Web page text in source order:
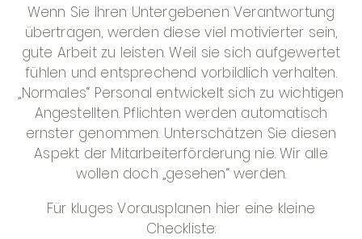
Wenn Sie Ihren Untergebenen Verantwortung
übertragen, werden diese viel motivierter sein,
gute Arbeit zu leisten. Weil sie sich aufgewertet
fühlen und entsprechend vorbildlich verhalten.
„Normales“ Personal entwickelt sich zu wichtigen
Angestellten. Pflichten werden automatisch
ernster genommen. Unterschätzen Sie diesen
Aspekt der Mitarbeiterförderung nie. Wir alle
wollen doch „gesehen“ werden.
Für kluges Vorausplanen hier eine kleine
Checkliste: